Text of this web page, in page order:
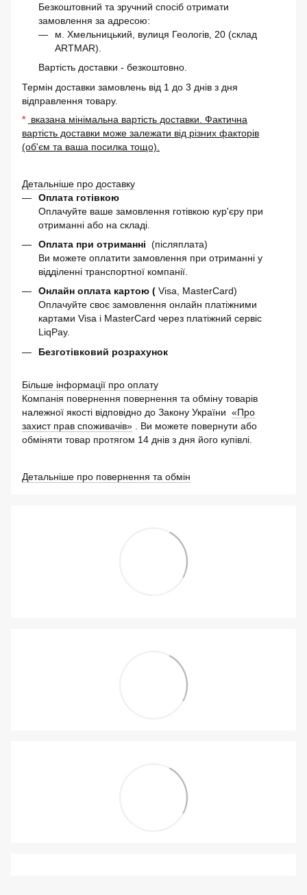
Безкоштовний та зручний спосіб отримати
замовлення за адресою:
м. Хмельницький, вулиця Геологів, 20 (склад
ARTMAR).
Вартість доставки - безкоштовно.
Термін доставки замовлень від 1 до 3 днів з дня
відправлення товару.
* вказана мінімальна вартість доставки. Фактична
вартість доставки може залежати від різних факторів
(об'єм та ваша посилка тощо).
Детальніше про доставку
Оплата готівкою
Оплачуйте ваше замовлення готівкою кур'єру при
отриманні або на складі.
Оплата при отриманні (післяплата)
Ви можете оплатити замовлення при отриманні у
відділенні транспортної компанії.
Онлайн оплата картою ( Visa, MasterCard)
Оплачуйте своє замовлення онлайн платіжними
картами Visa і MasterCard через платіжний сервіс
LiqPay.
Безготівковий розрахунок
Більше інформації про оплату
Компанія повернення повернення та обміну товарів
належної якості відповідно до Закону України «Про
захист прав споживачів» . Ви можете повернути або
обміняти товар протягом 14 днів з дня його купівлі.
Детальніше про повернення та обмін